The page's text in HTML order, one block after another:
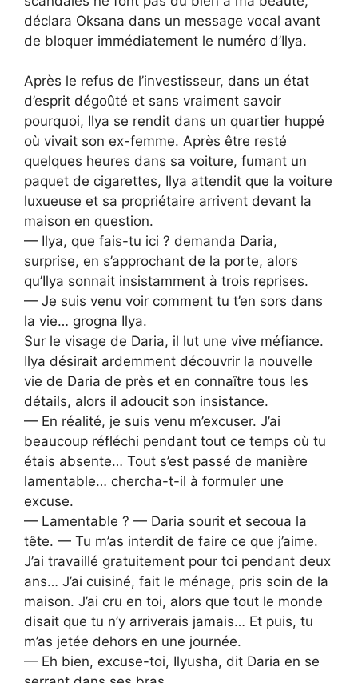
déclara Oksana dans un message vocal avant
de bloquer immédiatement le numéro d’Ilya.
Après le refus de l’investisseur, dans un état
d’esprit dégoûté et sans vraiment savoir
pourquoi, Ilya se rendit dans un quartier huppé
où vivait son ex-femme. Après être resté
quelques heures dans sa voiture, fumant un
paquet de cigarettes, Ilya attendit que la voiture
luxueuse et sa propriétaire arrivent devant la
maison en question.
— Ilya, que fais-tu ici ? demanda Daria,
surprise, en s’approchant de la porte, alors
qu’Ilya sonnait insistamment à trois reprises.
— Je suis venu voir comment tu t’en sors dans
la vie… grogna Ilya.
Sur le visage de Daria, il lut une vive méfiance.
Ilya désirait ardemment découvrir la nouvelle
vie de Daria de près et en connaître tous les
détails, alors il adoucit son insistance.
— En réalité, je suis venu m’excuser. J’ai
beaucoup réfléchi pendant tout ce temps où tu
étais absente… Tout s’est passé de manière
lamentable… chercha-t-il à formuler une
excuse.
— Lamentable ? — Daria sourit et secoua la
tête. — Tu m’as interdit de faire ce que j’aime.
J’ai travaillé gratuitement pour toi pendant deux
ans… J’ai cuisiné, fait le ménage, pris soin de la
maison. J’ai cru en toi, alors que tout le monde
disait que tu n’y arriverais jamais… Et puis, tu
m’as jetée dehors en une journée.
— Eh bien, excuse-toi, Ilyusha, dit Daria en se